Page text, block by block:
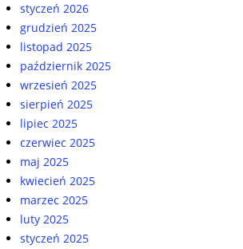
styczeń 2026
grudzień 2025
listopad 2025
październik 2025
wrzesień 2025
sierpień 2025
lipiec 2025
czerwiec 2025
maj 2025
kwiecień 2025
marzec 2025
luty 2025
styczeń 2025